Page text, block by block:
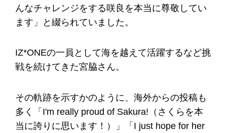
んなチャレンジをする咲良を本当に尊敬してい
ます」と綴られていました。
IZ*ONEの一員として海を越えて活躍するなど挑
戦を続けてきた宮脇さん。
その軌跡を示すかのように、海外からの投稿も
多く「I'm really proud of Sakura!（さくらを本
当に誇りに思います！）」「I just hope for her